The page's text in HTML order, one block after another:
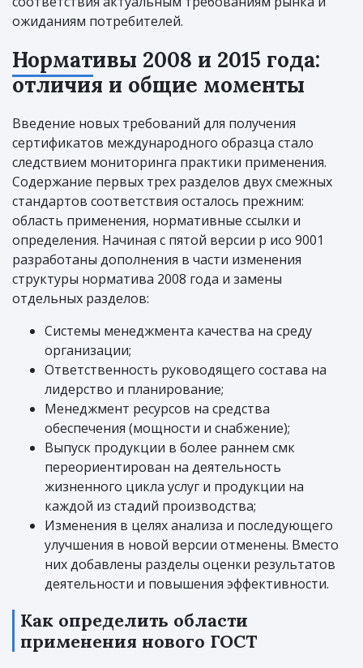
ожиданиям потребителей.
Нормативы 2008 и 2015 года:
отличия и общие моменты
Введение новых требований для получения
сертификатов международного образца стало
следствием мониторинга практики применения.
Содержание первых трех разделов двух смежных
стандартов соответствия осталось прежним:
область применения, нормативные ссылки и
определения. Начиная с пятой версии р исо 9001
разработаны дополнения в части изменения
структуры норматива 2008 года и замены
отдельных разделов:
Системы менеджмента качества на среду
организации;
Ответственность руководящего состава на
лидерство и планирование;
Менеджмент ресурсов на средства
обеспечения (мощности и снабжение);
Выпуск продукции в более раннем смк
переориентирован на деятельность
жизненного цикла услуг и продукции на
каждой из стадий производства;
Изменения в целях анализа и последующего
улучшения в новой версии отменены. Вместо
них добавлены разделы оценки результатов
деятельности и повышения эффективности.
Как определить области
применения нового ГОСТ